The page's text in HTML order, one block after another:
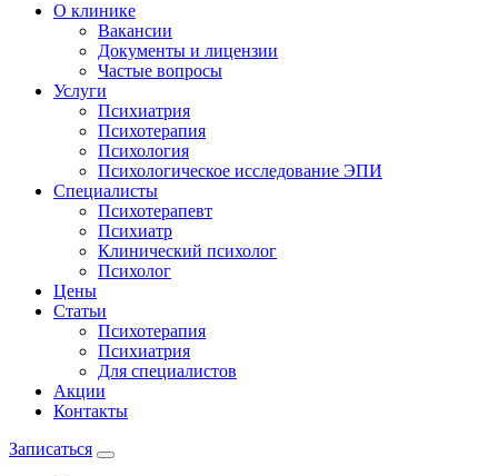
О клинике
Вакансии
Документы и лицензии
Частые вопросы
Услуги
Психиатрия
Психотерапия
Психология
Психологическое исследование ЭПИ
Специалисты
Психотерапевт
Психиатр
Клинический психолог
Психолог
Цены
Статьи
Психотерапия
Психиатрия
Для специалистов
Акции
Контакты
Записаться